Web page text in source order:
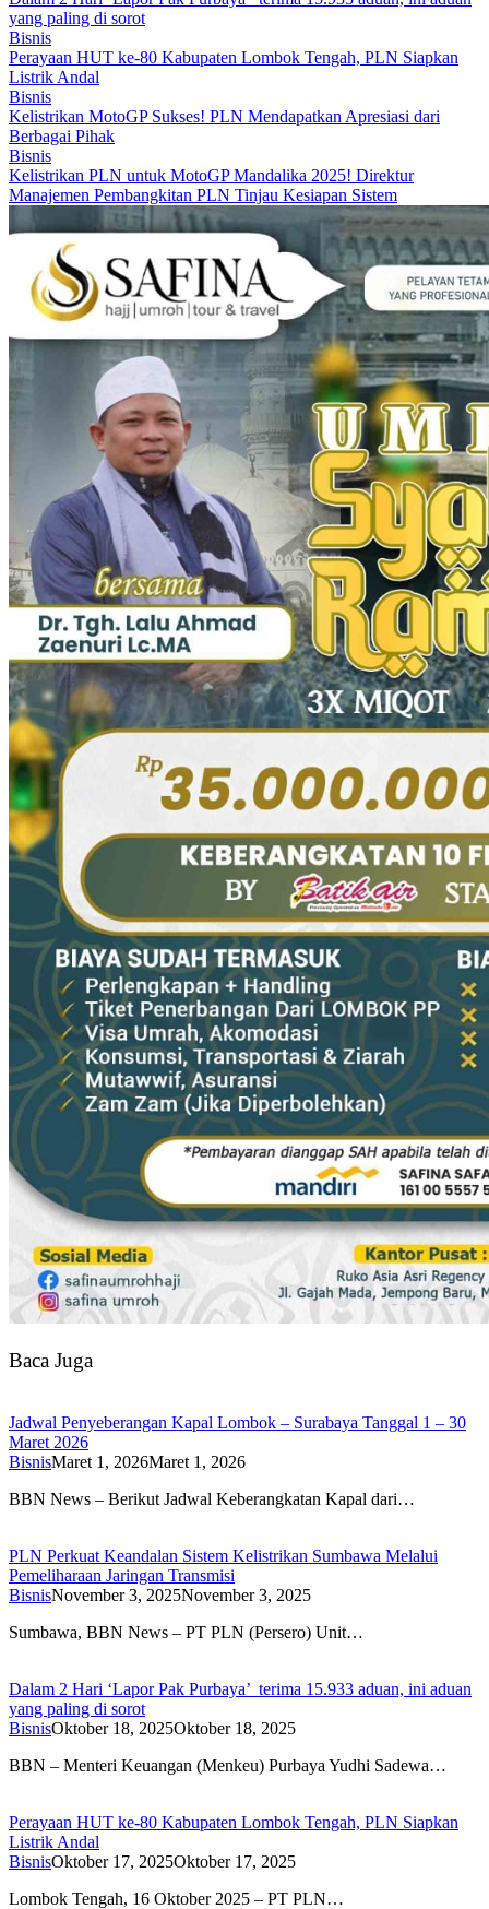
yang paling di sorot
Bisnis
Perayaan HUT ke-80 Kabupaten Lombok Tengah, PLN Siapkan
Listrik Andal
Bisnis
Kelistrikan MotoGP Sukses! PLN Mendapatkan Apresiasi dari
Berbagai Pihak
Bisnis
Kelistrikan PLN untuk MotoGP Mandalika 2025! Direktur
Manajemen Pembangkitan PLN Tinjau Kesiapan Sistem
Baca Juga
Jadwal Penyeberangan Kapal Lombok – Surabaya Tanggal 1 – 30
Maret 2026
BisnisMaret 1, 2026Maret 1, 2026
BBN News – Berikut Jadwal Keberangkatan Kapal dari…
PLN Perkuat Keandalan Sistem Kelistrikan Sumbawa Melalui
Pemeliharaan Jaringan Transmisi
BisnisNovember 3, 2025November 3, 2025
Sumbawa, BBN News – PT PLN (Persero) Unit…
Dalam 2 Hari ‘Lapor Pak Purbaya’ terima 15.933 aduan, ini aduan
yang paling di sorot
BisnisOktober 18, 2025Oktober 18, 2025
BBN – Menteri Keuangan (Menkeu) Purbaya Yudhi Sadewa…
Perayaan HUT ke-80 Kabupaten Lombok Tengah, PLN Siapkan
Listrik Andal
BisnisOktober 17, 2025Oktober 17, 2025
Lombok Tengah, 16 Oktober 2025 – PT PLN…